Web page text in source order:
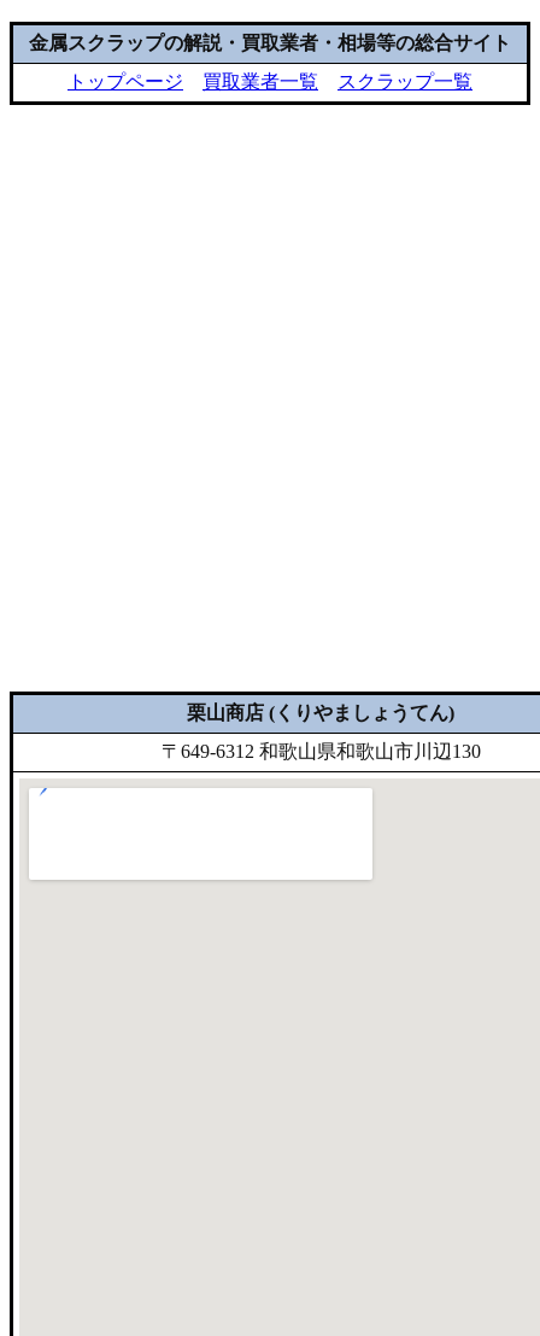
金属スクラップの解説・買取業者・相場等の総合サイト
トップページ
買取業者一覧 スクラップ一覧
栗山商店 (くりやましょうてん)
〒649-6312 和歌山県和歌山市川辺130